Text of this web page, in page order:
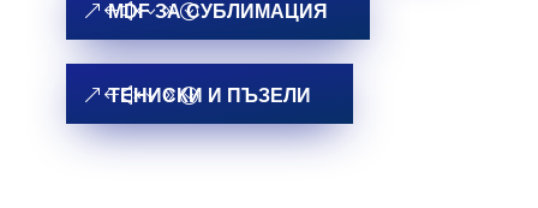
MDF ЗА СУБЛИМАЦИЯ
ТЕНИСКИ И ПЪЗЕЛИ